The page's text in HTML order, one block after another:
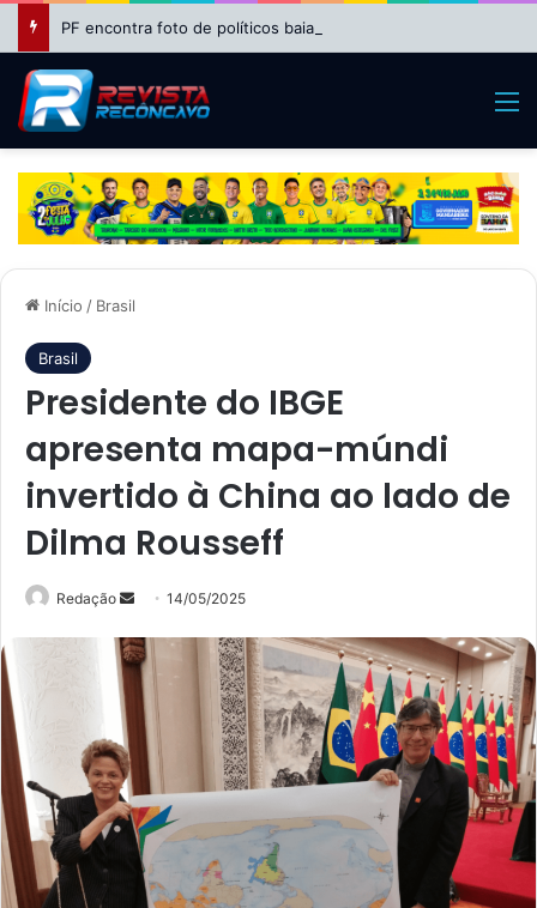
Início / Brasil
Brasil
Presidente do IBGE
apresenta mapa-múndi
invertido à China ao lado de
Dilma Rousseff
Redação
Mande
e-
mail
14/05/2025